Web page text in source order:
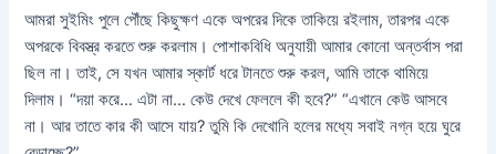
আমরা সুইমিং পুলে পৌঁছে কিছুক্ষণ একে অপরের দিকে তাকিয়ে রইলাম, তারপর একে
অপরকে বিবস্ত্র করতে শুরু করলাম। পোশাকবিধি অনুযায়ী আমার কোনো অন্তর্বাস পরা
ছিল না। তাই, সে যখন আমার স্কার্ট ধরে টানতে শুরু করল, আমি তাকে থামিয়ে
দিলাম। “দয়া করে… এটা না… কেউ দেখে ফেললে কী হবে?” “এখানে কেউ আসবে
না। আর তাতে কার কী আসে যায়? তুমি কি দেখোনি হলের মধ্যে সবাই নগ্ন হয়ে ঘুরে